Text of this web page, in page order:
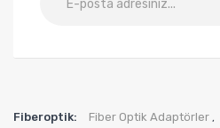
Fiberoptik: Fiber Optik Adaptörler ,